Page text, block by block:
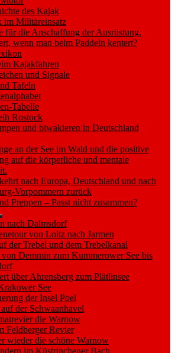
des Kajak
im Militäreinsatz
für die Anschaffung der Ausrüstung.
wenn man beim Paddeln kentert?
Kajakfahren
und Signale
Tafeln
Tabelle
Rostock
und biwakieren in Deutschland
an der See im Wald und die positive
auf die körperliche und mentale
nach Europa, Deutschland und nach
Vorpommern zurück
Preppen – Passt nicht zusammen?
nach Dalmsdorf
von Loitz nach Jarmen
der Trebel und dem Trebelkanal
von Demmin zum Kummerower See bis
über Ahrensberg zum Plätlinsee
See
der Insel Poel
der Schwaanhavel
die Warnow
Feldberger Revier
wieder die schöne Warnow
im Küstrinchener Bach